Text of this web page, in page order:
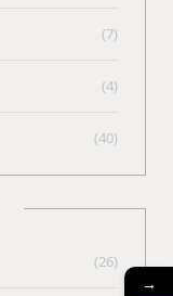
(7)
(4)
(40)
(26)
→